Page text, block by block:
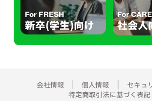
For FRESH
新卒(学生)向け
For
社会人
会社情報 個人情報
セキュ
特定商取引法に基づく表記